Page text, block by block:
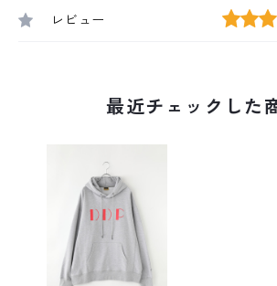
レビュー
最近チェックした